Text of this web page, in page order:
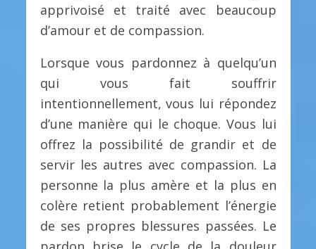
apprivoisé et traité avec beaucoup
d’amour et de compassion.
Lorsque vous pardonnez à quelqu’un
qui vous fait souffrir
intentionnellement, vous lui répondez
d’une manière qui le choque. Vous lui
offrez la possibilité de grandir et de
servir les autres avec compassion. La
personne la plus amère et la plus en
colère retient probablement l’énergie
de ses propres blessures passées. Le